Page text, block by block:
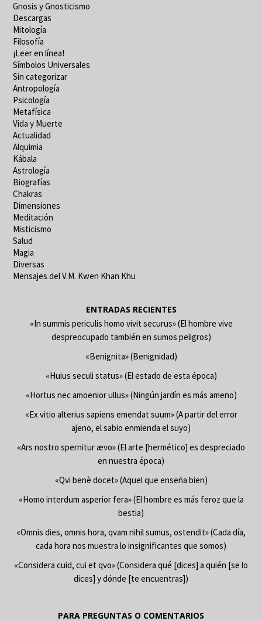
Gnosis y Gnosticismo
Descargas
Mitología
Filosofía
¡Leer en línea!
Símbolos Universales
Sin categorizar
Antropología
Psicología
Metafísica
Vida y Muerte
Actualidad
Alquimia
Kábala
Astrología
Biografías
Chakras
Dimensiones
Meditación
Misticismo
Salud
Magia
Diversas
Mensajes del V.M. Kwen Khan Khu
ENTRADAS RECIENTES
«In summis periculis homo vivit securus» (El hombre vive
despreocupado también en sumos peligros)
«Benignita» (Benignidad)
«Huius seculi status» (El estado de esta época)
«Hortus nec amoenior ullus» (Ningún jardín es más ameno)
«Ex vitio alterius sapiens emendat suum» (A partir del error
ajeno, el sabio enmienda el suyo)
«Ars nostro spernitur ævo» (El arte [hermético] es despreciado
en nuestra época)
«Qvi benè docet» (Aquel que enseña bien)
«Homo interdum asperior fera» (El hombre es más feroz que la
bestia)
«Omnis dies, omnis hora, qvam nihil sumus, ostendit» (Cada día,
cada hora nos muestra lo insignificantes que somos)
«Considera cuid, cui et qvo» (Considera qué [dices] a quién [se lo
dices] y dónde [te encuentras])
PARA PREGUNTAS O COMENTARIOS